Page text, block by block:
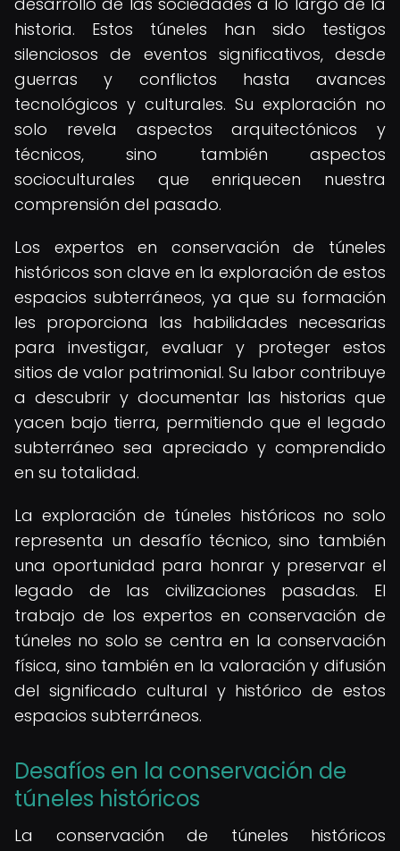
historia. Estos túneles han sido testigos
silenciosos de eventos significativos, desde
guerras y conflictos hasta avances
tecnológicos y culturales. Su exploración no
solo revela aspectos arquitectónicos y
técnicos, sino también aspectos
socioculturales que enriquecen nuestra
comprensión del pasado.
Los expertos en conservación de túneles
históricos son clave en la exploración de estos
espacios subterráneos, ya que su formación
les proporciona las habilidades necesarias
para investigar, evaluar y proteger estos
sitios de valor patrimonial. Su labor contribuye
a descubrir y documentar las historias que
yacen bajo tierra, permitiendo que el legado
subterráneo sea apreciado y comprendido
en su totalidad.
La exploración de túneles históricos no solo
representa un desafío técnico, sino también
una oportunidad para honrar y preservar el
legado de las civilizaciones pasadas. El
trabajo de los expertos en conservación de
túneles no solo se centra en la conservación
física, sino también en la valoración y difusión
del significado cultural y histórico de estos
espacios subterráneos.
Desafíos en la conservación de
túneles históricos
La conservación de túneles históricos